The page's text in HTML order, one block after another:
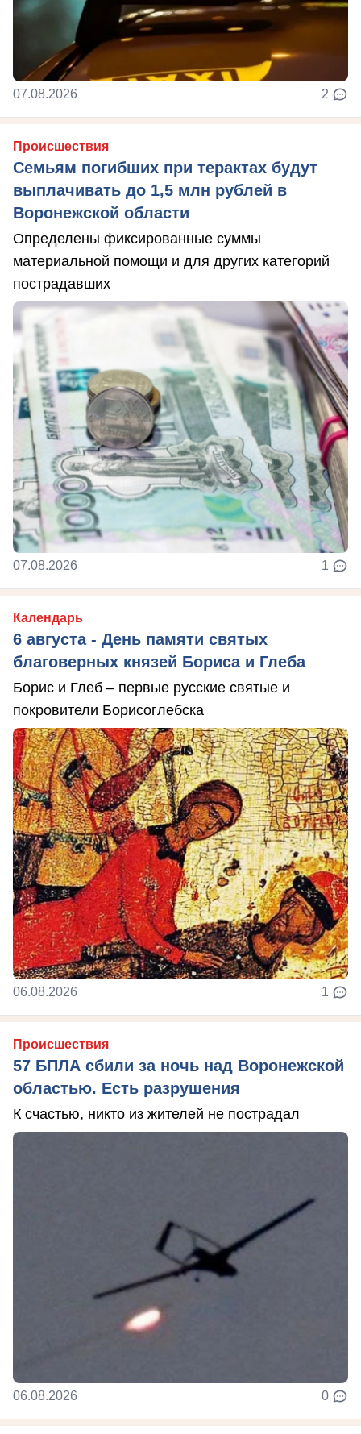
07.08.2026 2
Происшествия
Семьям погибших при терактах будут
выплачивать до 1,5 млн рублей в
Воронежской области
Определены фиксированные суммы
материальной помощи и для других категорий
пострадавших
07.08.2026 1
Календарь
6 августа - День памяти святых
благоверных князей Бориса и Глеба
Борис и Глеб – первые русские святые и
покровители Борисоглебска
06.08.2026 1
Происшествия
57 БПЛА сбили за ночь над Воронежской
областью. Есть разрушения
К счастью, никто из жителей не пострадал
06.08.2026 0